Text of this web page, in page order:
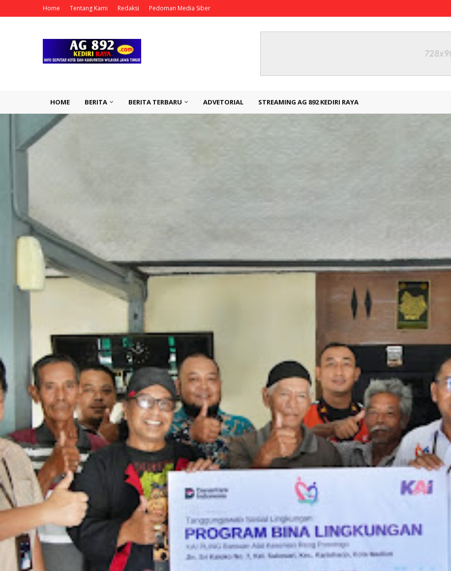
Home Tentang Kami Redaksi Pedoman Media Siber
HOME BERITA BERITA TERBARU ADVETORIAL STREAMING AG 892 KEDIRI RAYA